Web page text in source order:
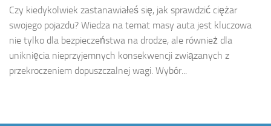
Czy kiedykolwiek zastanawiałeś się, jak sprawdzić ciężar
swojego pojazdu? Wiedza na temat masy auta jest kluczowa
nie tylko dla bezpieczeństwa na drodze, ale również dla
uniknięcia nieprzyjemnych konsekwencji związanych z
przekroczeniem dopuszczalnej wagi. Wybór...